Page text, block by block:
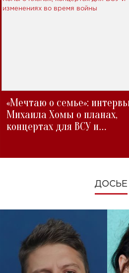
«Мечтаю о семье»:
Михаила Хомы о планах,
концертах для ВСУ и
ДОСЬЕ